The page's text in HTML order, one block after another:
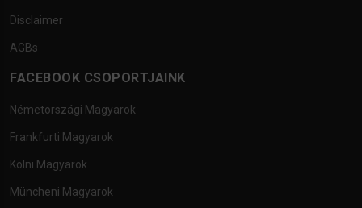
Disclaimer
AGBs
FACEBOOK CSOPORTJAINK
Németországi Magyarok
Frankfurti Magyarok
Kölni Magyarok
Müncheni Magyarok